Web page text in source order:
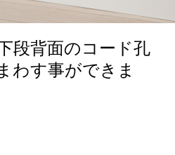
段背面のコード孔
わす事ができま